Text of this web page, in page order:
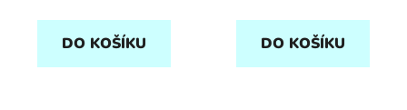
DO KOŠÍKU DO KOŠÍKU